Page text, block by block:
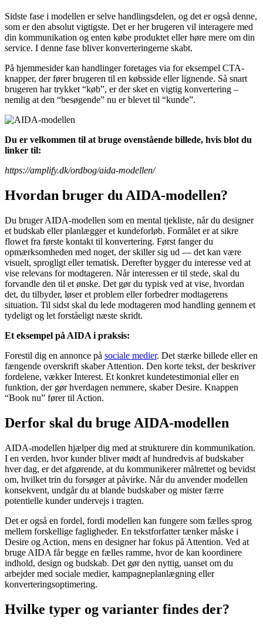
Sidste fase i modellen er selve handlingsdelen, og det er også denne,
som er den absolut vigtigste. Det er her brugeren vil interagere med
din kommunikation og enten købe produktet eller høre mere om din
service. I denne fase bliver konverteringerne skabt.
På hjemmesider kan handlinger foretages via for eksempel CTA-
knapper, der fører brugeren til en købsside eller lignende. Så snart
brugeren har trykket “køb”, er der sket en vigtig konvertering –
nemlig at den “besøgende” nu er blevet til “kunde”.
Du er velkommen til at bruge ovenstående billede, hvis blot du
linker til:
https://amplify.dk/ordbog/aida-modellen/
Hvordan bruger du AIDA-modellen?
Du bruger AIDA-modellen som en mental tjekliste, når du designer
et budskab eller planlægger et kundeforløb. Formålet er at sikre
flowet fra første kontakt til konvertering. Først fanger du
opmærksomheden med noget, der skiller sig ud — det kan være
visuelt, sprogligt eller tematisk. Derefter bygger du interesse ved at
vise relevans for modtageren. Når interessen er til stede, skal du
forvandle den til et ønske. Det gør du typisk ved at vise, hvordan
det, du tilbyder, løser et problem eller forbedrer modtagerens
situation. Til sidst skal du lede modtageren mod handling gennem et
tydeligt og let forståeligt næste skridt.
Et eksempel på AIDA i praksis:
Forestil dig en annonce på sociale medier. Det stærke billede eller en
fængende overskrift skaber Attention. Den korte tekst, der beskriver
fordelene, vækker Interest. Et konkret kundetestimonial eller en
funktion, der gør hverdagen nemmere, skaber Desire. Knappen
“Book nu” fører til Action.
Derfor skal du bruge AIDA-modellen
AIDA-modellen hjælper dig med at strukturere din kommunikation.
I en verden, hvor kunder bliver mødt af hundredvis af budskaber
hver dag, er det afgørende, at du kommunikerer målrettet og bevidst
om, hvilket trin du forsøger at påvirke. Når du anvender modellen
konsekvent, undgår du at blande budskaber og mister færre
potentielle kunder undervejs i tragten.
Det er også en fordel, fordi modellen kan fungere som fælles sprog
mellem forskellige fagligheder. En tekstforfatter tænker måske i
Desire og Action, mens en designer har fokus på Attention. Ved at
bruge AIDA får begge en fælles ramme, hvor de kan koordinere
indhold, design og budskab. Det gør den nyttig, uanset om du
arbejder med sociale medier, kampagneplanlægning eller
konverteringsoptimering.
Hvilke typer og varianter findes der?